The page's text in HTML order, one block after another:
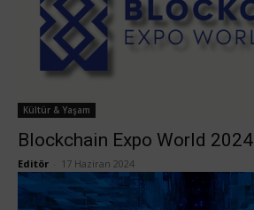
Kültür & Yaşam
Blockchain Expo World 2024
Editör 17 Haziran 2024